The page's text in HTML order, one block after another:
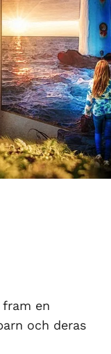
en
och deras